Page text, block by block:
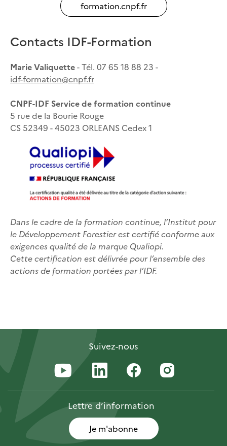
formation.cnpf.fr
Contacts IDF-Formation
Marie Valiquette- Tél. 07 65 18 88 23 -
idf-formation@cnpf.fr
CNPF-IDF Service de formation continue
5 rue de la Bourie Rouge
CS 52349 - 45023 ORLEANS Cedex 1
Dans le cadre de la formation continue, l’Institut pour
le Développement Forestier est certifié conforme aux
exigences qualité de la marque Qualiopi.
Cette certification est délivrée pour l’ensemble des
actions de formation portées par l’IDF.
Suivez-nous
Lettred’information
Je m'abonne